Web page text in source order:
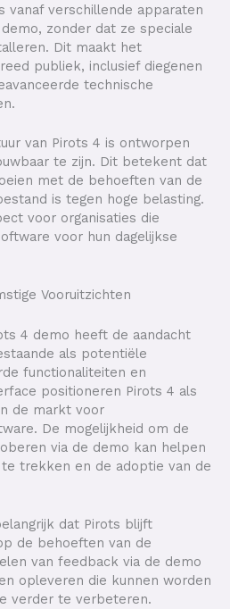
vanaf verschillende apparaten
zonder dat ze speciale
Dit maakt het
publiek, inclusief diegenen
technische
van Pirots 4 is ontworpen
te zijn. Dit betekent dat
met de behoeften van de
is tegen hoge belasting.
voor organisaties die
voor hun dagelijkse
Vooruitzichten
4 demo heeft de aandacht
als potentiële
functionaliteiten en
positioneren Pirots 4 als
de markt voor
De mogelijkheid om de
via de demo kan helpen
trekken en de adoptie van de
dat Pirots blijft
de behoeften van de
van feedback via de demo
opleveren die kunnen worden
verder te verbeteren.